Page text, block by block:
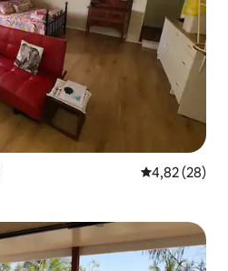
Gemiddelde
4,82 (28)